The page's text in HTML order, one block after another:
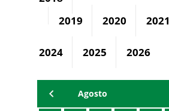
2019
2020 2021
2024 2025 2026
Agosto